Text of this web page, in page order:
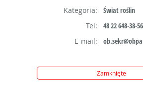
Kategoria:
Świat roślin
Tel:
48 22 648-38-56
E-mail:
Zamknięte